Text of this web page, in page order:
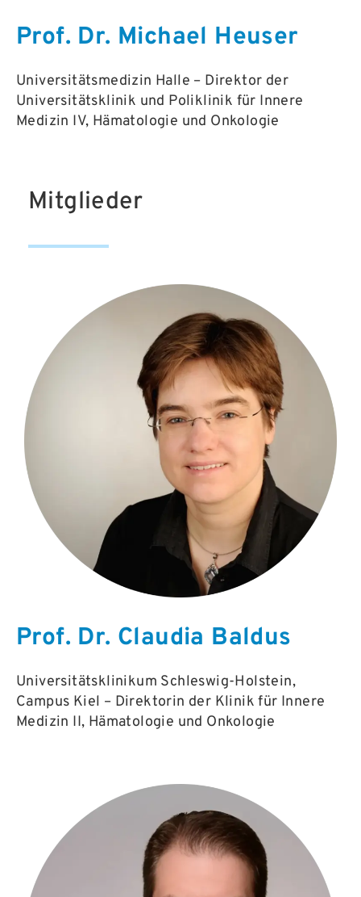
Prof. Dr. Michael Heuser
Universitätsmedizin Halle – Direktor der
Universitätsklinik und Poliklinik für Innere
Medizin IV, Hämatologie und Onkologie
Mitglieder
Prof. Dr. Claudia Baldus
Universitätsklinikum Schleswig-Holstein,
Campus Kiel – Direktorin der Klinik für Innere
Medizin II, Hämatologie und Onkologie